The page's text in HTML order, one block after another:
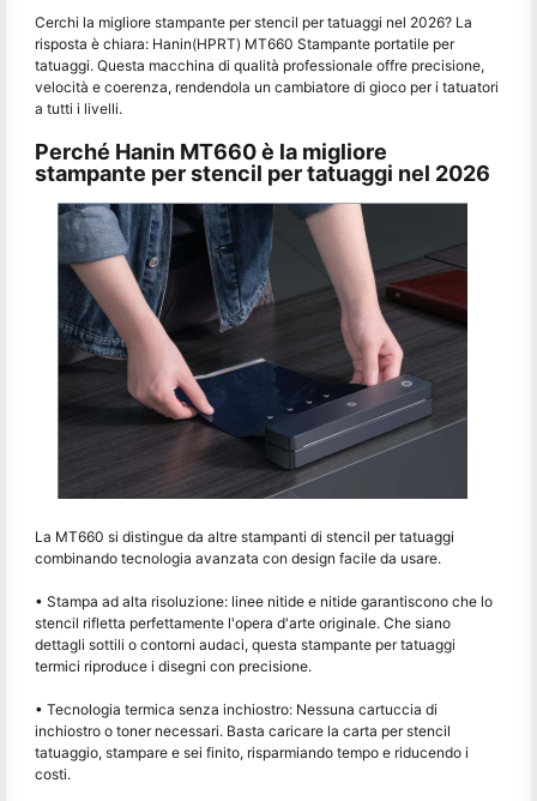
Cerchi la migliore stampante per stencil per tatuaggi nel 2026? La
risposta è chiara: Hanin(HPRT) MT660 Stampante portatile per
tatuaggi. Questa macchina di qualità professionale offre precisione,
velocità e coerenza, rendendola un cambiatore di gioco per i tatuatori
a tutti i livelli.
Perché Hanin MT660 è la migliore
stampante per stencil per tatuaggi nel 2026
La MT660 si distingue da altre stampanti di stencil per tatuaggi
combinando tecnologia avanzata con design facile da usare.
• Stampa ad alta risoluzione: linee nitide e nitide garantiscono che lo
stencil rifletta perfettamente l'opera d'arte originale. Che siano
dettagli sottili o contorni audaci, questa stampante per tatuaggi
termici riproduce i disegni con precisione.
• Tecnologia termica senza inchiostro: Nessuna cartuccia di
inchiostro o toner necessari. Basta caricare la carta per stencil
tatuaggio, stampare e sei finito, risparmiando tempo e riducendo i
costi.